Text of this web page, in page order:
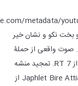
metadata/
بخت نکو و نشان خیر
و بخت نکو! به ما و به همۀ اسرائیل روی می‌کند. 6. صوت واقعی از حملۀ
یگان میستوریم به تظاهرات فلسطینی‌ها؛ نقل شده از RT 7. تمجید منشه
امیر از ارتش اسرائیل 8. اجرای هنرمند مکزیکی Japhlet Bire Attias از